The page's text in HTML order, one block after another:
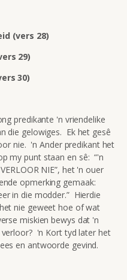
(vers 28)
29)
30)
predikante 'n vriendelike
die gelowiges. Ek het gesê
nie. 'n Ander predikant het
my punt staan en sê: “'n
NIE”, het 'n ouer
opmerking gemaak:
in die modder.” Hierdie
nie geweet hoe of wat
miskien bewys dat 'n
verloor? 'n Kort tyd later het
en antwoorde gevind.